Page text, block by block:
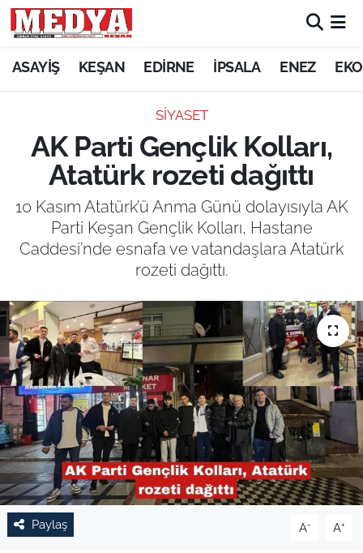
ASAYİŞ KEŞAN EDİRNE İPSALA ENEZ
SİYASET
AK Parti Gençlik Kolları,
Atatürk rozeti dağıttı
10 Kasım Atatürk’ü Anma Günü dolayısıyla AK
Parti Keşan Gençlik Kolları, Hastane
Caddesi’nde esnafa ve vatandaşlara Atatürk
rozeti dağıttı.
Paylaş A- A+
KEŞAN
ASAYİŞ
SİYASET
GÜNDEM
SAĞLIK
EĞİTİM
TARIM VE HAYVANCILIK
KÜLTÜR SANAT
RESMİ İLAN
SPOR